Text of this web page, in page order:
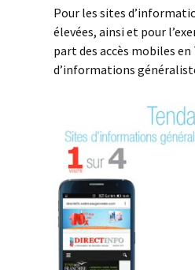
Pour les sites
élevées, ainsi et pour
part des accès mobiles
d’informations